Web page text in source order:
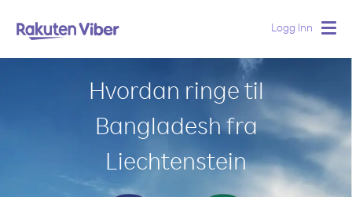
Logg Inn
Hvordan ringe til
Bangladesh fra
Liechtenstein